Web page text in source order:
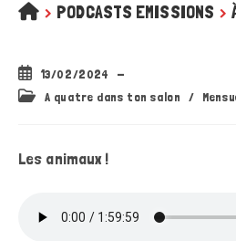
> PODCASTS EMISSIONS >
Publication
publiée :
13/02/2024
PostA quatre dans ton salon /
Les animaux !